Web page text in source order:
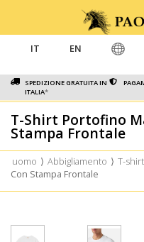
SPEDIZIONE GRATUITA IN
ITALIA*
IT EN
T-Shirt Portofino
Stampa Frontale
uomo ⟩ Abbigliamento ⟩ T-shirt
Con Stampa Frontale